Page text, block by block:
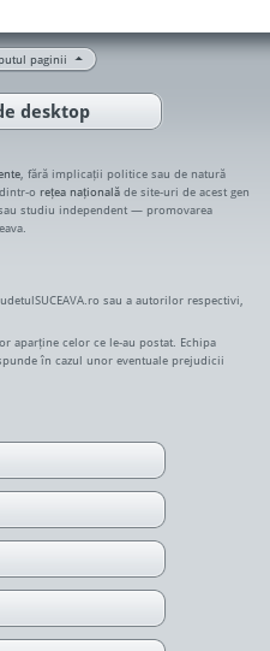
paginii
desktop
, fără implicații politice sau de natură
o rețea națională de site-uri de acest gen
studiu independent — promovarea
sau a autorilor respectivi,
aparține celor ce le-au postat. Echipa
în cazul unor eventuale prejudicii